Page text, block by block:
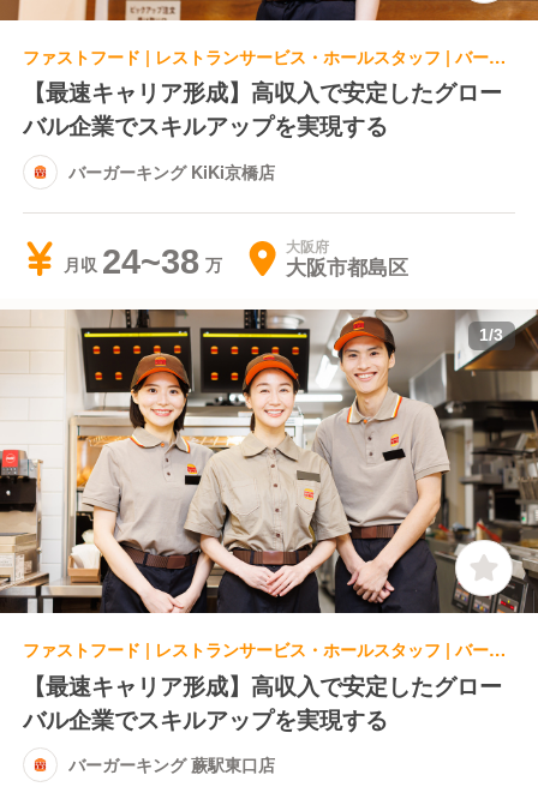
ファストフード | レストランサービス・ホールスタッフ | バーガーキング KiKi京橋店
【最速キャリア形成】高収入で安定したグロー
バル企業でスキルアップを実現する
バーガーキング KiKi京橋店
月収 24~38 大阪府
大阪市都島区
1/3
ファストフード | レストランサービス・ホールスタッフ | バーガーキング 蕨駅東口店
【最速キャリア形成】高収入で安定したグロー
バル企業でスキルアップを実現する
バーガーキング 蕨駅東口店